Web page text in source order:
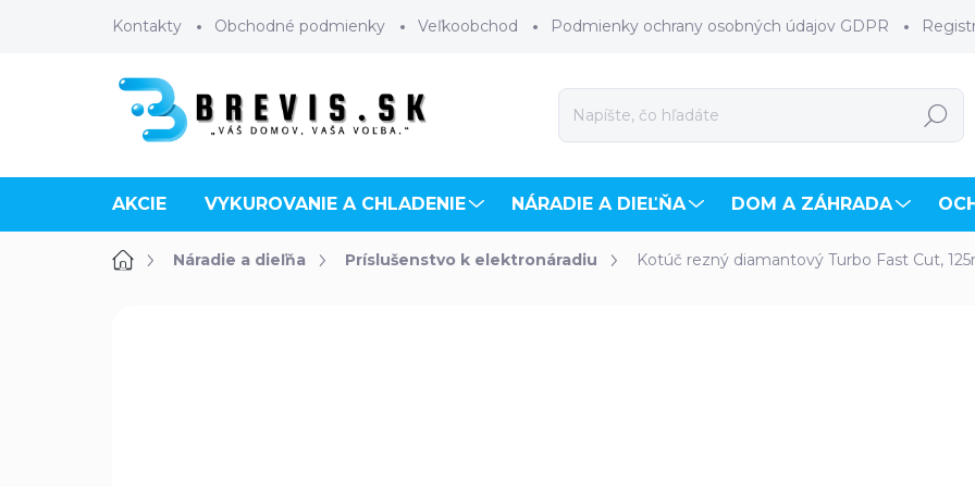
Kontakty Obchodné podmienky Veľkoobchod Podmienky ochrany osobných údajov GDPR
Hľadať
AKCIE VYKUROVANIE A CHLADENIE NÁRADIE A DIEĽŇA DOM A ZÁHRADA
DomovNáradie a dieľňa Príslušenstvo k elektronáradiu Kotúč rezný diamantový Turbo Fast Cut,